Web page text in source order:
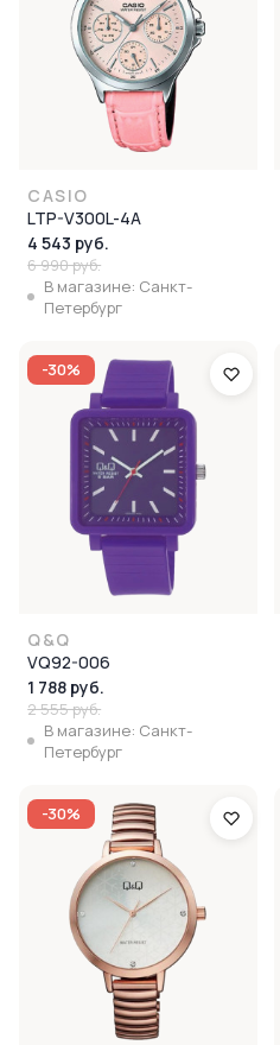
CASIO
LTP-V300L-4A
4 543 руб.
6 990 руб.
В магазине: Санкт-
Петербург
-30%
Q&Q
VQ92-006
1 788 руб.
2 555 руб.
В магазине: Санкт-
Петербург
-30%